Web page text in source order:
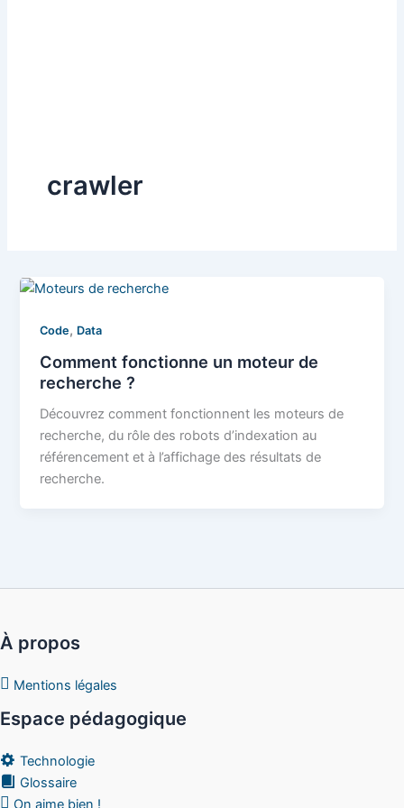
crawler
Code, Data
Comment fonctionne un moteur de
recherche ?
Découvrez comment fonctionnent les moteurs de
recherche, du rôle des robots d’indexation au
référencement et à l’affichage des résultats de
recherche.
À propos
Mentions légales
Espace pédagogique
Technologie
Glossaire
On aime bien !